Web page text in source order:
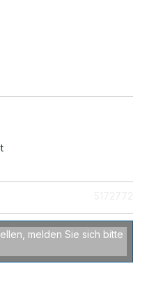
melden Sie sich bitte